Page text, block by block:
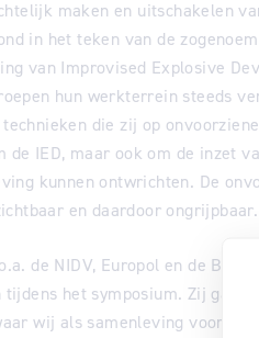
maken en uitschakelen
in het teken van de
van Improvised Explosive
hun werkterrein steeds
die zij op
de IED, maar ook om de inzet
kunnen ontwrichten. De
en daardoor ongrijpbaar.
de NIDV, Europol en de
tijdens het symposium. Zij
wij als samenleving voor